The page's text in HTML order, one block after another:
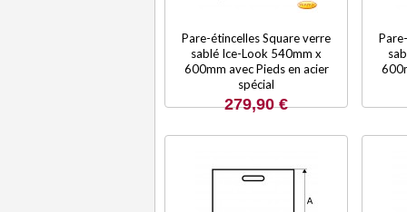
Pare-étincelles Square verre
sablé Ice-Look 540mm x
600mm avec Pieds en acier
spécial
279,90 €